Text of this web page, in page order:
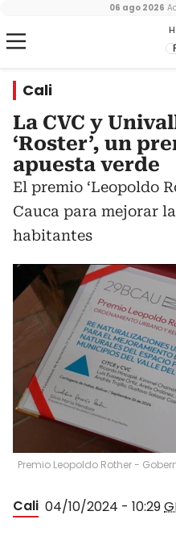
06 ago 2026
Cali
La CVC y
‘Roster’, un
apuesta verde
El premio ‘Leopoldo
Cauca para mejorar
habitantes
Premio Leopoldo Rother -
Cali 04/10/2024 - 10:29